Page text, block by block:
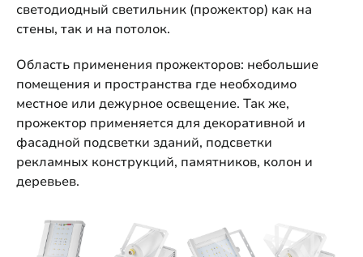
светодиодный светильник (прожектор) как на
стены, так и на потолок.
Область применения прожекторов: небольшие
помещения и пространства где необходимо
местное или дежурное освещение. Так же,
прожектор применяется для декоративной и
фасадной подсветки зданий, подсветки
рекламных конструкций, памятников, колон и
деревьев.